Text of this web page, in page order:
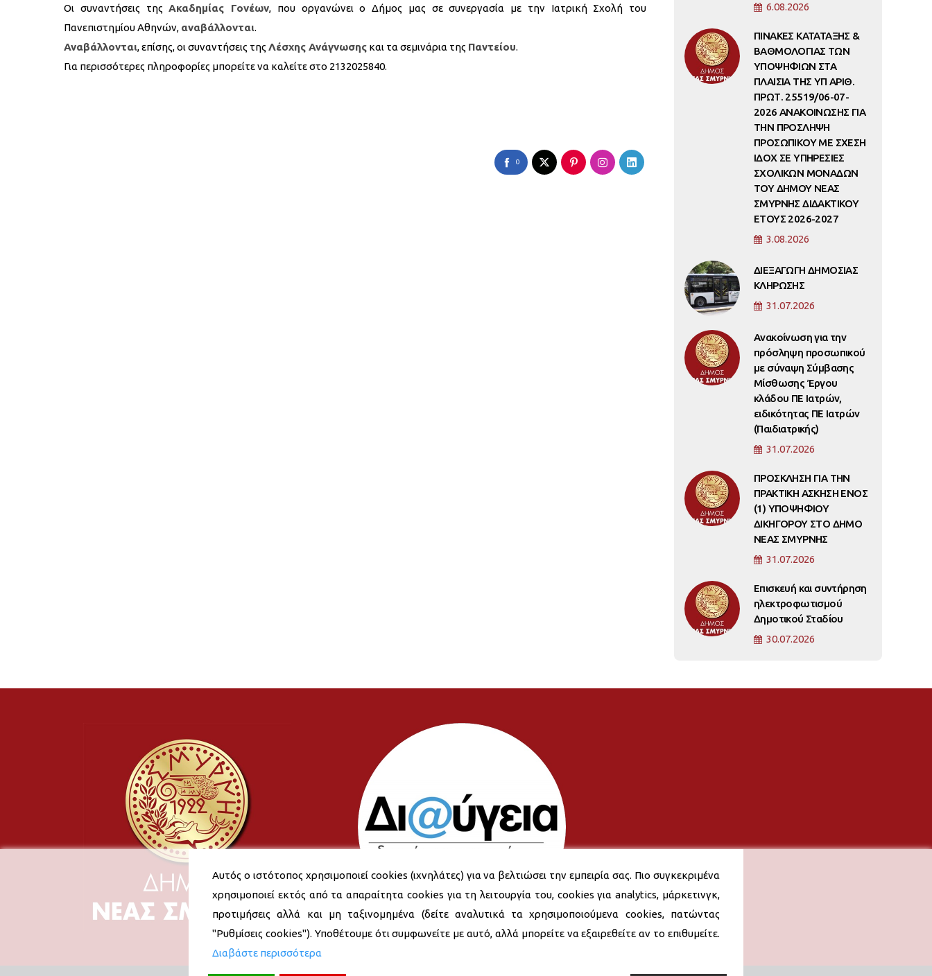
Οι συναντήσεις τηςΑκαδημίας Γονέων, που οργανώνει ο Δήμος μας σε συνεργασία με την Ιατρική Σχολή του
Πανεπιστημίου Αθηνών, αναβάλλονται.
Αναβάλλονται, επίσης, οι συναντήσεις της Λέσχης Ανάγνωσης και τα σεμινάρια της Παντείου.
Για περισσότερες πληροφορίες μπορείτε να καλείτε στο 2132025840.
0
6.08.2026
ΠΙΝΑΚΕΣ ΚΑΤΑΤΑΞΗΣ &
ΒΑΘΜΟΛΟΓΙΑΣ ΤΩΝ
ΥΠΟΨΗΦΙΩΝ ΣΤΑ
ΠΛΑΙΣΙΑ ΤΗΣ ΥΠ ΑΡΙΘ.
ΠΡΩΤ. 25519/06-07-
2026 ΑΝΑΚΟΙΝΩΣΗΣ ΓΙΑ
ΤΗΝ ΠΡΟΣΛΗΨΗ
ΠΡΟΣΩΠΙΚΟΥ ΜΕ ΣΧΕΣΗ
ΙΔΟΧ ΣΕ ΥΠΗΡΕΣΙΕΣ
ΣΧΟΛΙΚΩΝ ΜΟΝΑΔΩΝ
ΤΟΥ ΔΗΜΟΥ ΝΕΑΣ
ΣΜΥΡΝΗΣ ΔΙΔΑΚΤΙΚΟΥ
ΕΤΟΥΣ 2026-2027
3.08.2026
ΔΙΕΞΑΓΩΓΗ ΔΗΜΟΣΙΑΣ
ΚΛΗΡΩΣΗΣ
31.07.2026
Ανακοίνωση για την
πρόσληψη προσωπικού
με σύναψη Σύμβασης
Μίσθωσης Έργου
κλάδου ΠΕ Ιατρών,
ειδικότητας ΠΕ Ιατρών
(Παιδιατρικής)
31.07.2026
ΠΡΟΣΚΛΗΣΗ ΓΙΑ ΤΗΝ
ΠΡΑΚΤΙΚΗ ΑΣΚΗΣΗ ΕΝΟΣ
(1) ΥΠΟΨΗΦΙΟΥ
ΔΙΚΗΓΟΡΟΥ ΣΤΟ ΔΗΜΟ
ΝΕΑΣ ΣΜΥΡΝΗΣ
31.07.2026
Επισκευή και συντήρηση
ηλεκτροφωτισμού
Δημοτικού Σταδίου
30.07.2026
Αυτός ο ιστότοπος χρησιμοποιεί cookies (ιχνηλάτες) για να βελτιώσει την εμπειρία σας. Πιο συγκεκριμένα
χρησιμοποιεί εκτός από τα απαραίτητα cookies για τη λειτουργία του, cookies για analytics, μάρκετινγκ,
προτιμήσεις αλλά και μη ταξινομημένα (δείτε αναλυτικά τα χρησιμοποιούμενα cookies, πατώντας
"Ρυθμίσεις cookies"). Υποθέτουμε ότι συμφωνείτε με αυτό, αλλά μπορείτε να εξαιρεθείτε αν το επιθυμείτε.
Διαβάστε περισσότερα